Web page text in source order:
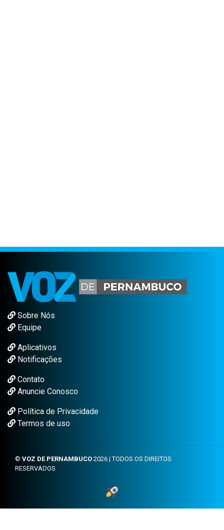
Sobre Nós
Equipe
Aplicativos
Notificações
Contato
Anuncie Conosco
Política de Privacidade
Termos de uso
© VOZ DE PERNAMBUCO 2026 | TODOS OS DIREITOS
RESERVADOS